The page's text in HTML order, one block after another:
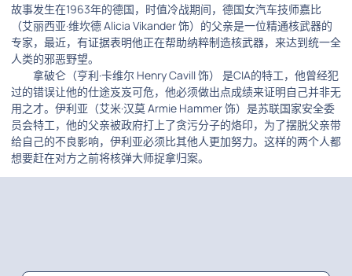
故事发生在1963年的德国，时值冷战期间，德国女汽车技师嘉比
（艾丽西亚·维坎德 Alicia Vikander 饰）的父亲是一位精通核武器的
专家，最近，有证据表明他正在帮助纳粹制造核武器，来达到统一全
人类的邪恶野望。
拿破仑（亨利·卡维尔 Henry Cavill 饰） 是CIA的特工，他曾经犯
过的错误让他的仕途岌岌可危，他必须做出点成绩来证明自己并非无
用之才。伊利亚（艾米·汉莫 Armie Hammer 饰）是苏联国家安全委
员会特工，他的父亲被政府打上了贪污分子的烙印，为了摆脱父亲带
给自己的不良影响，伊利亚必须比其他人更加努力。这样的两个人都
想要赶在对方之前将核弹大师捉拿归案。